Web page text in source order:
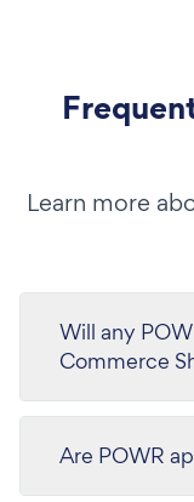
Learn more
Will any
Commerce
Are POWR